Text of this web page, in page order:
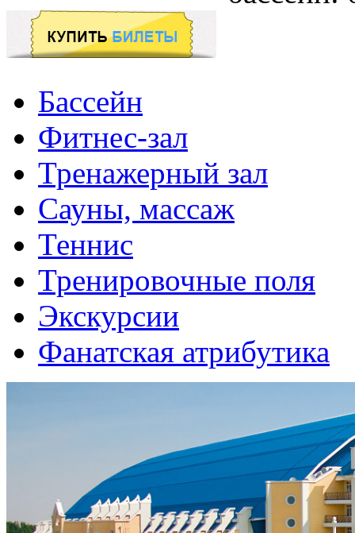
Бассейн
Фитнес-зал
Тренажерный зал
Сауны, массаж
Теннис
Тренировочные поля
Экскурсии
Фанатская атрибутика